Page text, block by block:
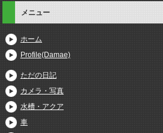
メニュー
ホーム
Profile(Damae)
ただの日記
カメラ・写真
水槽・アクア
車